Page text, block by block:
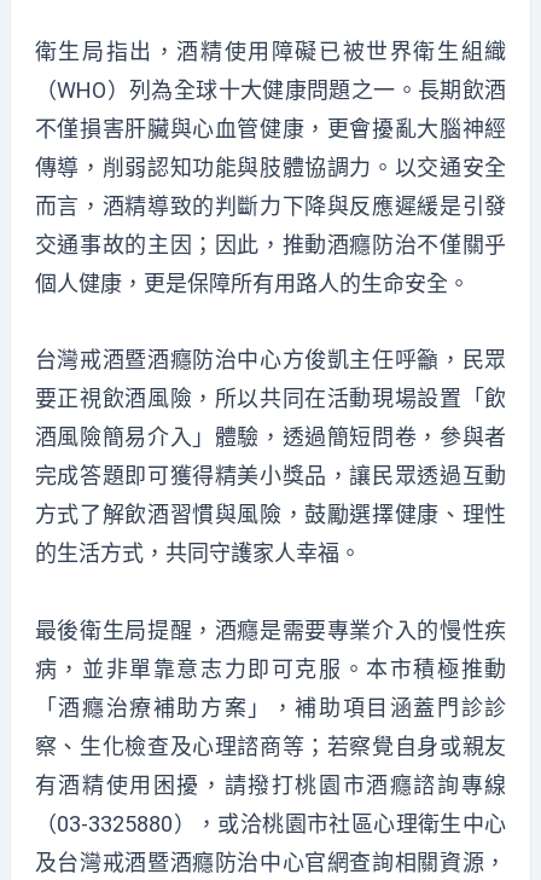
衛生局指出，酒精使用障礙已被世界衛生組織
（WHO）列為全球十大健康問題之一。長期飲酒
不僅損害肝臟與心血管健康，更會擾亂大腦神經
傳導，削弱認知功能與肢體協調力。以交通安全
而言，酒精導致的判斷力下降與反應遲緩是引發
交通事故的主因；因此，推動酒癮防治不僅關乎
個人健康，更是保障所有用路人的生命安全。
台灣戒酒暨酒癮防治中心方俊凱主任呼籲，民眾
要正視飲酒風險，所以共同在活動現場設置「飲
酒風險簡易介入」體驗，透過簡短問卷，參與者
完成答題即可獲得精美小獎品，讓民眾透過互動
方式了解飲酒習慣與風險，鼓勵選擇健康、理性
的生活方式，共同守護家人幸福。
最後衛生局提醒，酒癮是需要專業介入的慢性疾
病，並非單靠意志力即可克服。本市積極推動
「酒癮治療補助方案」，補助項目涵蓋門診診
察、生化檢查及心理諮商等；若察覺自身或親友
有酒精使用困擾，請撥打桃園市酒癮諮詢專線
（03-3325880），或洽桃園市社區心理衛生中心
及台灣戒酒暨酒癮防治中心官網查詢相關資源，